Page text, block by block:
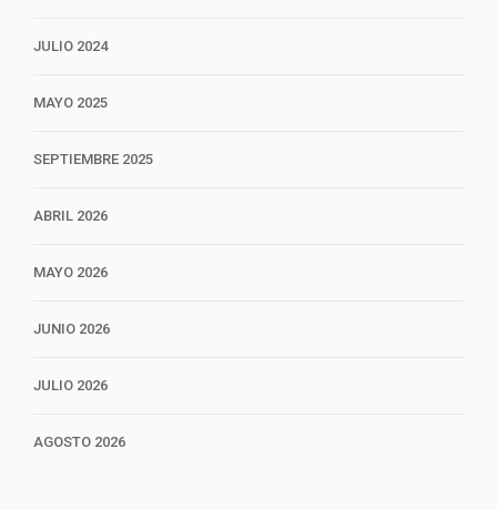
JULIO 2024
MAYO 2025
SEPTIEMBRE 2025
ABRIL 2026
MAYO 2026
JUNIO 2026
JULIO 2026
AGOSTO 2026